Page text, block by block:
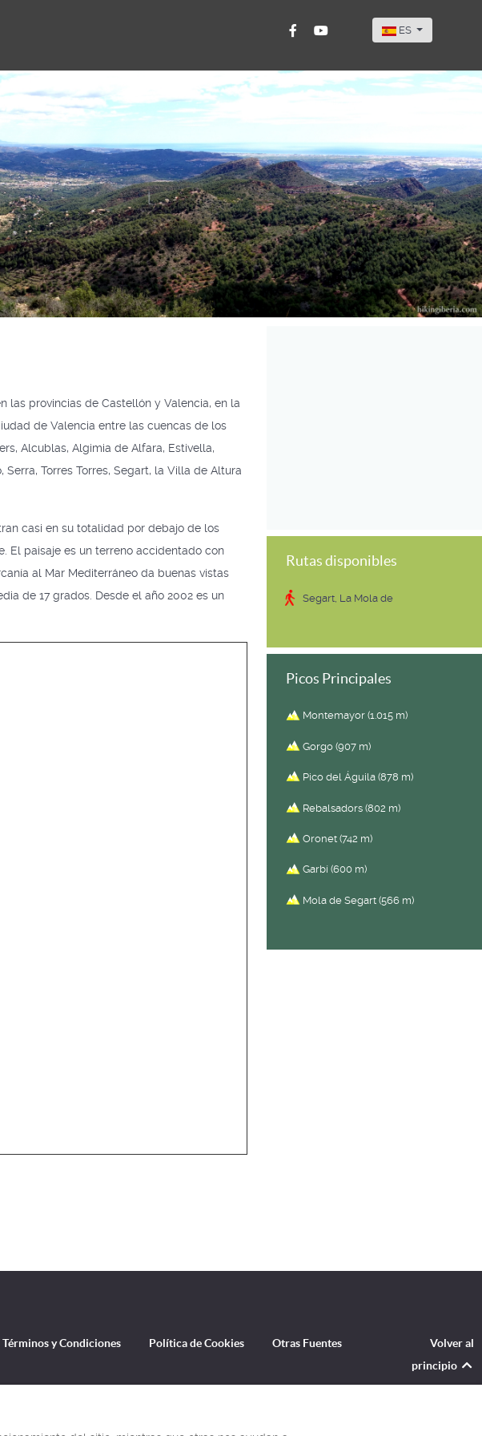
Seleccione su
ES
las provincias de Castellón y Valencia, en la
de Valencia entre las cuencas de los
Alcublas, Algimia de Alfara, Estivella,
Serra, Torres Torres, Segart, la Villa de Altura
casi en su totalidad por debajo de los
El paisaje es un terreno accidentado con
al Mar Mediterráneo da buenas vistas
de 17 grados. Desde el año 2002 es un
Rutas disponibles
Segart, La Mola de
Picos Principales
Montemayor (1.015 m)
Gorgo (907 m)
Pico del Águila (878 m)
Rebalsadors (802 m)
Oronet (742 m)
Garbí (600 m)
Mola de Segart (566 m)
Términos y Condiciones Política de Cookies Otras Fuentes
Volver al
principio
de las rutas gratis, en formato PDF o como fichero GPX para tu dispositivo GPS y todas las caminatas se han capturado en fotos y videos bonitos.